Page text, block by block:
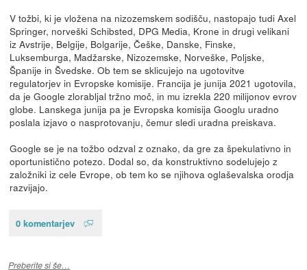
V tožbi, ki je vložena na nizozemskem sodišču, nastopajo tudi Axel
Springer, norveški Schibsted, DPG Media, Krone in drugi velikani
iz Avstrije, Belgije, Bolgarije, Češke, Danske, Finske,
Luksemburga, Madžarske, Nizozemske, Norveške, Poljske,
Španije in Švedske. Ob tem se sklicujejo na ugotovitve
regulatorjev in Evropske komisije. Francija je junija 2021 ugotovila,
da je Google zlorabljal tržno moč, in mu izrekla 220 milijonov evrov
globe. Lanskega junija pa je Evropska komisija Googlu uradno
poslala izjavo o nasprotovanju, čemur sledi uradna preiskava.
Google se je na tožbo odzval z oznako, da gre za špekulativno in
oportunistično potezo. Dodal so, da konstruktivno sodelujejo z
založniki iz cele Evrope, ob tem ko se njihova oglaševalska orodja
razvijajo.
0 komentarjev
Preberite si še…